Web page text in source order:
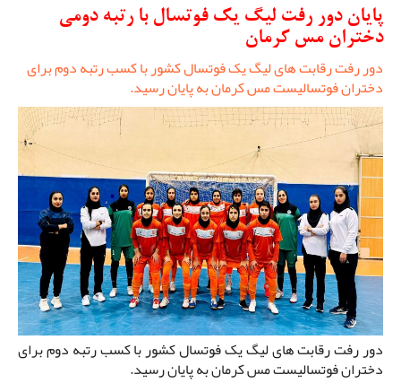
پایان دور رفت لیگ یک فوتسال با رتبه دومی
دختران مس کرمان
دور رفت رقابت های لیگ یک فوتسال کشور با کسب رتبه دوم برای
دختران فوتسالیست مس کرمان به پایان رسید.
دور رفت رقابت های لیگ یک فوتسال کشور با کسب رتبه دوم برای
دختران فوتسالیست مس کرمان به پایان رسید.